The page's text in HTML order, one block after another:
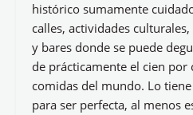
histórico sumamente
calles, actividades
y bares donde se puede
de prácticamente el cien por
comidas del mundo. Lo
para ser perfecta, al menos